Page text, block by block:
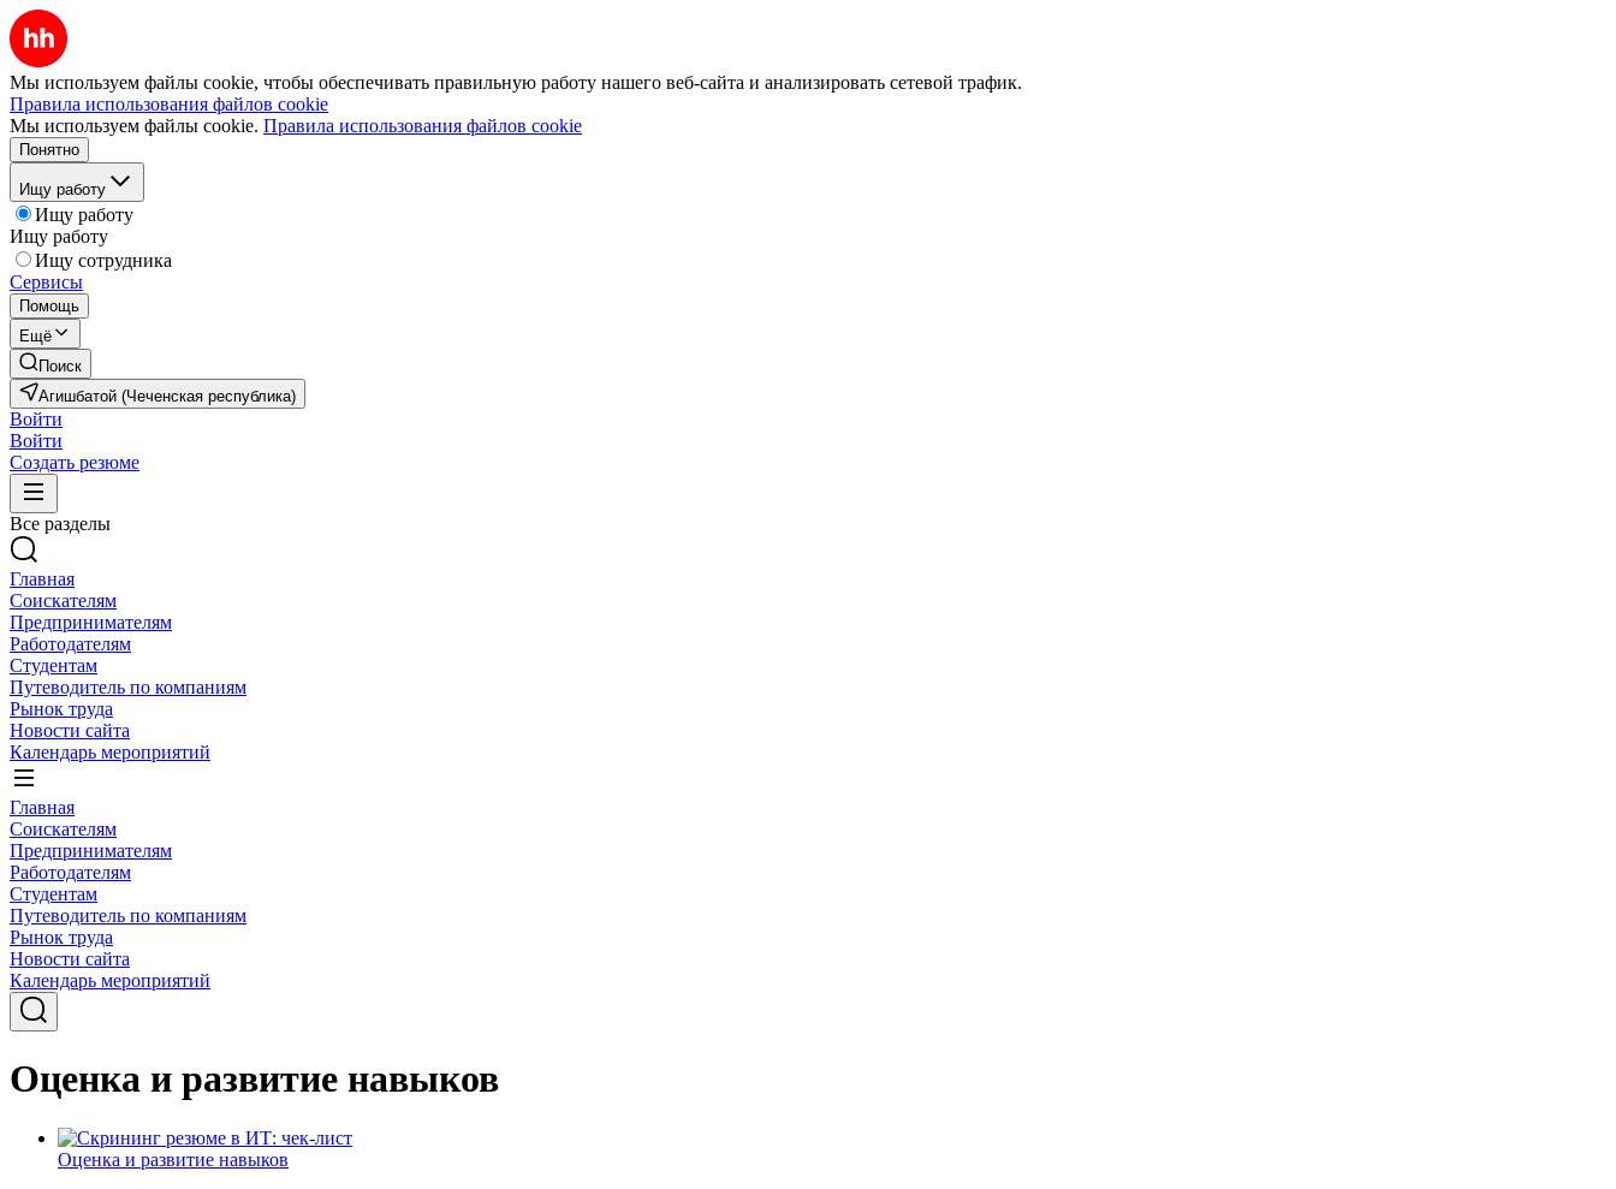
Мы используем файлы cookie, чтобы обеспечивать правильную работу нашего веб-сайта и анализировать сетевой трафик.
Правила использования файлов cookie
Мы используем файлы cookie. Правила использования файлов cookie
Понятно
Ищу работу
Ищу работу
Ищу работу
Ищу сотрудника
Сервисы
Помощь
Ещё
Поиск
Агишбатой (Чеченская республика)
Войти
Войти
Создать резюме
Все разделы
Главная
Соискателям
Предпринимателям
Работодателям
Студентам
Путеводитель по компаниям
Рынок труда
Новости сайта
Календарь мероприятий
Главная
Соискателям
Предпринимателям
Работодателям
Студентам
Путеводитель по компаниям
Рынок труда
Новости сайта
Календарь мероприятий
Оценка и развитие навыков
Оценка и развитие навыков